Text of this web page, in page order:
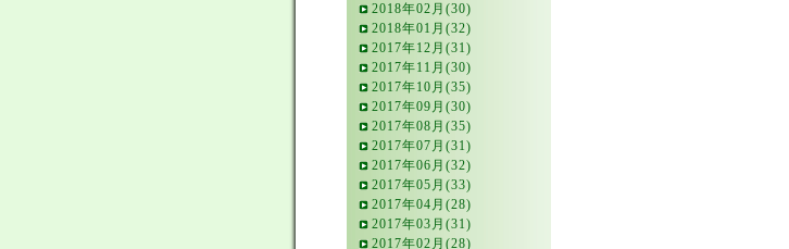
2018年02月(30)
2018年01月(32)
2017年12月(31)
2017年11月(30)
2017年10月(35)
2017年09月(30)
2017年08月(35)
2017年07月(31)
2017年06月(32)
2017年05月(33)
2017年04月(28)
2017年03月(31)
2017年02月(28)